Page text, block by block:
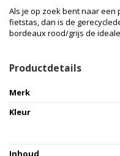
Als je op zoek bent naar een
fietstas, dan is de
bordeaux rood/grijs de
Productdetails
Merk
Kleur
Inhoud